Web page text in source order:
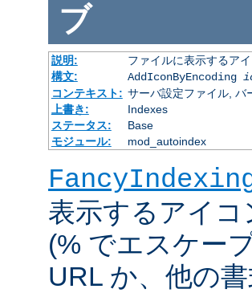
ブ
説明:
ファイルに表示するア
構文:
AddIconByEncoding
コンテキスト: サーバ設定ファイル, バ
上書き:
Indexes
ステータス:
Base
モジュール:
mod_autoindex
表示するアイ
(% でエスケー
URL か、他の